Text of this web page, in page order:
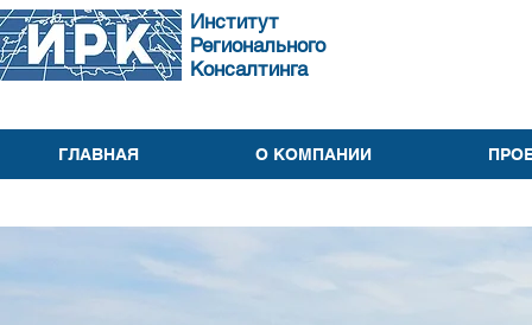
Институт
Регионального
Консалтинга
ГЛАВНАЯ О КОМПАНИИ